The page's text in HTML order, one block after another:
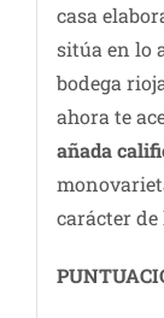
casa
sitúa en lo
bodega
ahora te
añada
carácter